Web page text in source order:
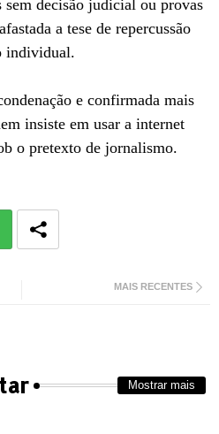
decisão judicial ou provas
a tese de repercussão
individual.
e confirmada mais
insiste em usar a internet
o pretexto de jornalismo.
MAIS RECENTES
Mostrar mais